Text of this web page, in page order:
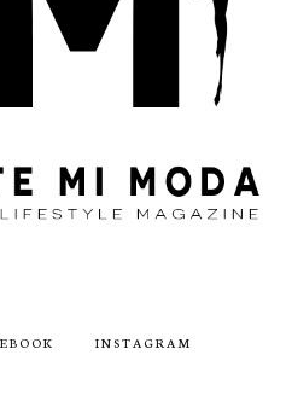
INSTAGRAM